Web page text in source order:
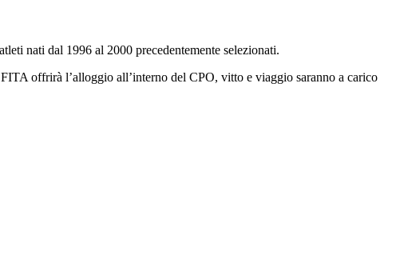
nati dal 1996 al 2000 precedentemente selezionati.
offrirà l’alloggio all’interno del CPO, vitto e viaggio saranno a carico